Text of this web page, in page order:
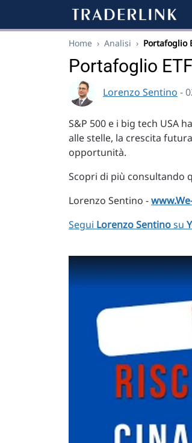
Home › Analisi › Portafoglio
Portafoglio
Lorenzo Sentino -
S&P 500 e i big tech USA
alle stelle, la crescita
opportunità.
Scopri di più consultando
Lorenzo Sentino -
Segui Lorenzo Sentinosu